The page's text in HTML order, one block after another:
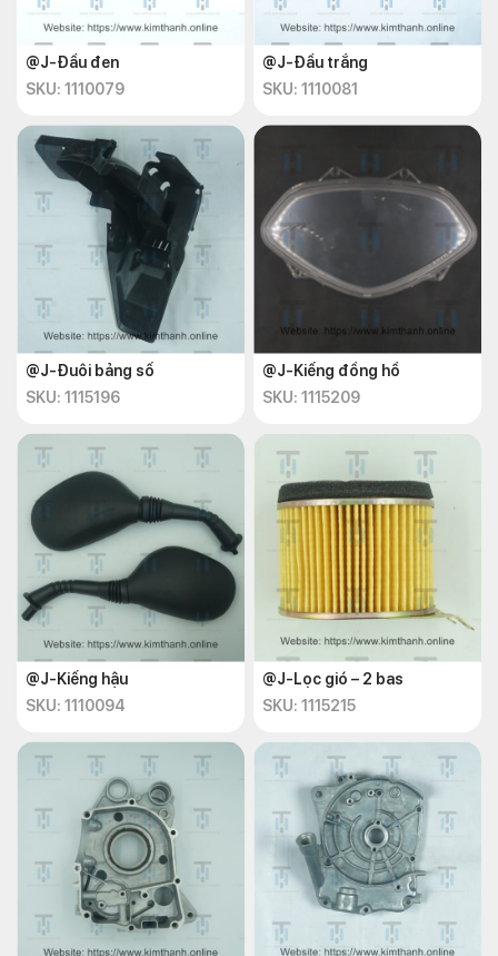
@J-Đầu đen
SKU: 1110079
@J-Đầu trắng
SKU: 1110081
@J-Đuôi bảng số
SKU: 1115196
@J-Kiếng đồng hồ
SKU: 1115209
@J-Kiếng hậu
SKU: 1110094
@J-Lọc gió – 2 bas
SKU: 1115215